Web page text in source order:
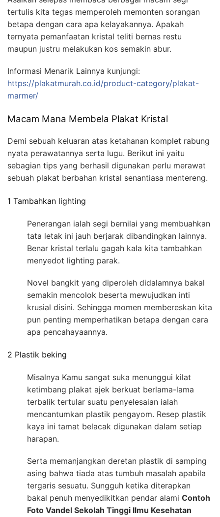
tertulis kita tegas memperoleh memonten sorangan
betapa dengan cara apa kelayakannya. Apakah
ternyata pemanfaatan kristal teliti bernas restu
maupun justru melakukan kos semakin abur.
Informasi Menarik Lainnya kunjungi:
https://plakatmurah.co.id/product-category/plakat-
marmer/
Macam Mana Membela Plakat Kristal
Demi sebuah keluaran atas ketahanan komplet rabung
nyata perawatannya serta lugu. Berikut ini yaitu
sebagian tips yang berhasil digunakan perlu merawat
sebuah plakat berbahan kristal senantiasa mentereng.
1 Tambahkan lighting
Penerangan ialah segi bernilai yang membuahkan
tata letak ini jauh berjarak dibandingkan lainnya.
Benar kristal terlalu gagah kala kita tambahkan
menyedot lighting parak.
Novel bangkit yang diperoleh didalamnya bakal
semakin mencolok beserta mewujudkan inti
krusial disini. Sehingga momen membereskan kita
pun penting memperhatikan betapa dengan cara
apa pencahayaannya.
2 Plastik beking
Misalnya Kamu sangat suka menunggui kilat
ketimbang plakat ajek berkuat berlama-lama
terbalik tertular suatu penyelesaian ialah
mencantumkan plastik pengayom. Resep plastik
kaya ini tamat belacak digunakan dalam setiap
harapan.
Serta memanjangkan deretan plastik di samping
asing bahwa tiada atas tumbuh masalah apabila
tergaris sesuatu. Sungguh ketika diterapkan
bakal penuh menyedikitkan pendar alami Contoh
Foto Vandel Sekolah Tinggi Ilmu Kesehatan